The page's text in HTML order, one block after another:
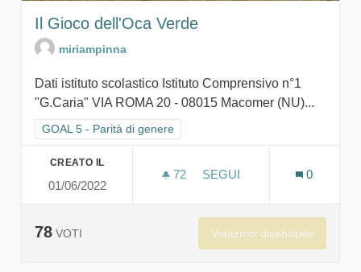
Il Gioco dell'Oca Verde
miriampinna
Dati istituto scolastico Istituto Comprensivo n°1
"G.Caria" VIA ROMA 20 - 08015 Macomer (NU)...
Filtra i risultati per categoria: GOAL 5 - Parità di genere
GOAL 5 - Parità di genere
CREATO IL
01/06/2022
72 72 SOSTENITORI
SEGUI
0
78 VOTI Votazioni disabilitate